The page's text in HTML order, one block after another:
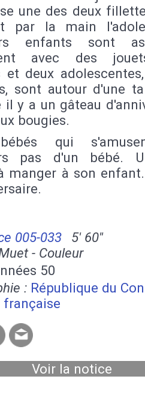
une des deux
par la main
enfants sont
avec des
et deux
sont autour d'une
il y a un gâteau
bougies.
qui
pas d'un bébé.
manger à son
005-033
5' 60''
- Couleur
50
: République du
française
Voir la notice